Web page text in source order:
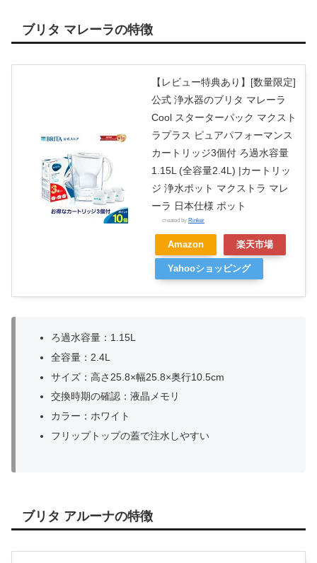
ブリタ マレーラの特徴
【レビュー特典あり】[数量限定]
公式 浄水器のブリタ マレーラ
Cool スターターパック マクスト
ラプラス ピュアパフォーマンス
カートリッジ3個付 ろ過水容量
1.15L (全容量2.4L) |カートリッ
ジ 浄水ポット マクストラ マレ
ーラ 日本仕様 ポット
created by Rinker
Amazon 楽天市場
Yahooショッピング
ろ過水容量：1.15L
全容量：2.4L
サイズ：高さ25.8×幅25.8×奥行10.5cm
交換時期の確認：液晶メモリ
カラー：ホワイト
フリップトップの蓋で注水しやすい
ブリタ アルーナの特徴